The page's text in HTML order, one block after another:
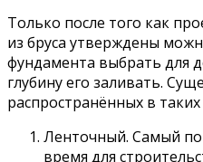
Только после того как
из бруса утверждены
фундамента выбрать для
глубину его заливать.
распространённых в
Ленточный. Самый
время для